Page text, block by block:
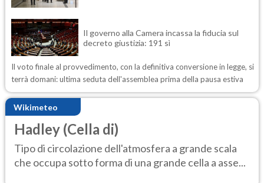
Il governo alla Camera incassa la fiducia sul
decreto giustizia: 191 sì
Il voto finale al provvedimento, con la definitiva conversione in legge, si
terrà domani: ultima seduta dell'assemblea prima della pausa estiva
Wikimeteo
Hadley (Cella di)
Tipo di circolazione dell'atmosfera a grande scala
che occupa sotto forma di una grande cella a asse...